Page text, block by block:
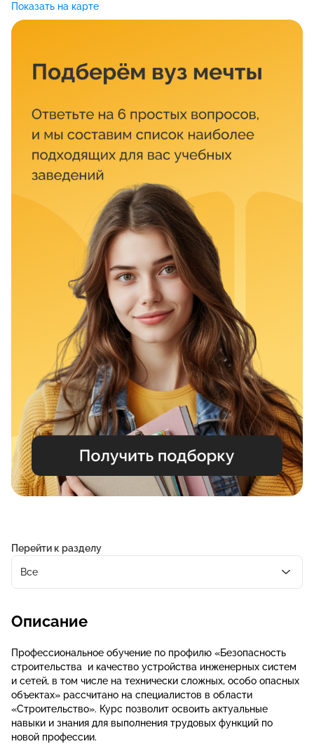
Перейти к разделу
Все
Описание
Профессиональное обучение по профилю «Безопасность
строительства и качество устройства инженерных систем
и сетей, в том числе на технически сложных, особо опасных
объектах» рассчитано на специалистов в области
«Строительство». Курс позволит освоить актуальные
навыки и знания для выполнения трудовых функций по
новой профессии.
Показать на карте